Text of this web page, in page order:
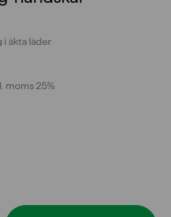
i äkta läder
moms 25%